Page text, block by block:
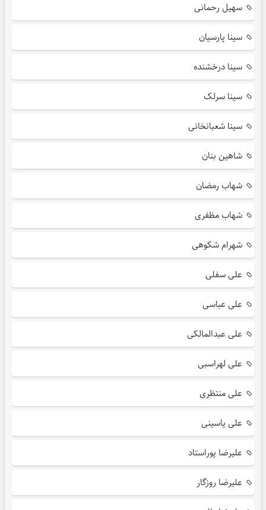
سهیل رحمانی
سینا پارسیان
سینا درخشنده
سینا سرلک
سینا شعبانخانی
شاهین بنان
شهاب رمضان
شهاب مظفری
شهرام شکوهی
علی سفلی
علی عباسی
علی عبدالمالکی
علی لهراسبی
علی منتظری
علی یاسینی
علیرضا پوراستاد
علیرضا روزگار